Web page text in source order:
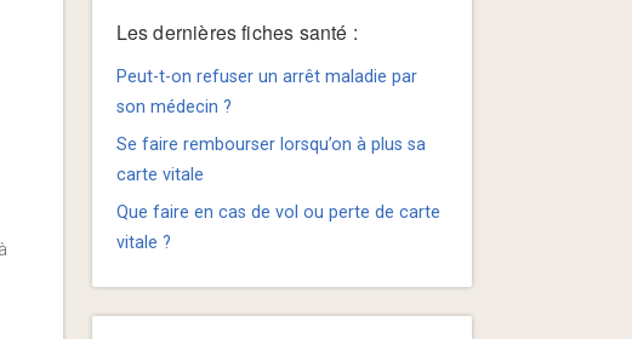
Les dernières fiches santé :
Peut-t-on refuser un arrêt maladie par
son médecin ?
Se faire rembourser lorsqu’on à plus sa
carte vitale
Que faire en cas de vol ou perte de carte
vitale ?